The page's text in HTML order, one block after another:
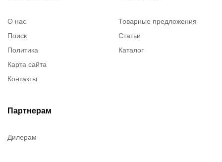
О нас
Поиск
Политика
Карта сайта
Контакты
Товарные предложения
Статьи
Каталог
Партнерам
Дилерам